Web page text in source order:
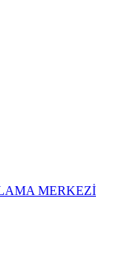
MERKEZİ